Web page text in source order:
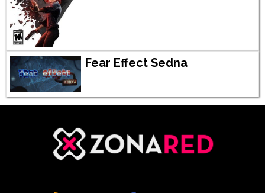
Fear Effect Sedna